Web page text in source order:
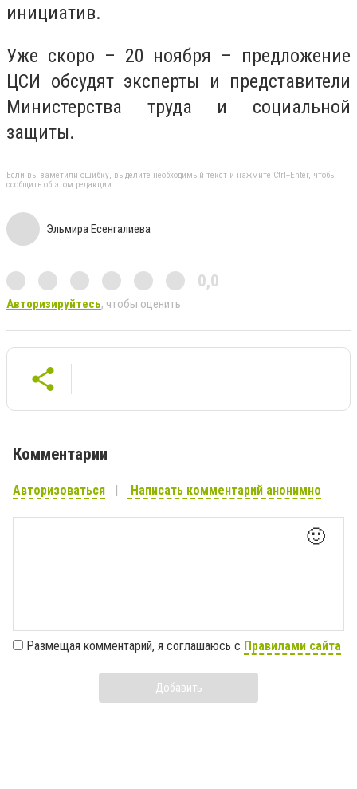
инициатив.
Уже скоро – 20 ноября – предложение
ЦСИ обсудят эксперты и представители
Министерства труда и социальной
защиты.
Если вы заметили ошибку, выделите необходимый текст и нажмите Ctrl+Enter, чтобы
сообщить об этом редакции
Эльмира Есенгалиева
0,0
Авторизируйтесь, чтобы оценить
Комментарии
Авторизоваться Написать комментарий анонимно
🙂
Размещая комментарий, я соглашаюсь с Правилами сайта
Добавить